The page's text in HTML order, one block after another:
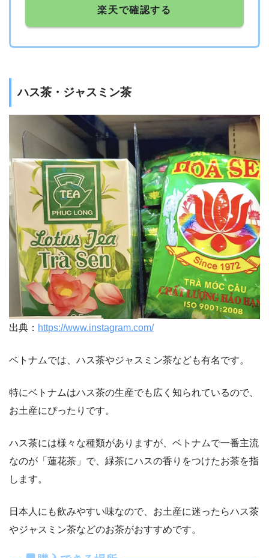
楽天で確認する
ハス茶・ジャスミン茶
出典： https://www.instagram.com/
ベトナムでは、ハス茶やジャスミン茶なども有名です。
特にベトナムはハス茶の生産でも広く知られているので、
お土産にぴったりです。
ハス茶には様々な種類がありますが、ベトナムで一番主流
なのが「蓮花茶」で、緑茶にハスの香りをつけたお茶を指
します。
日本人にも飲みやすい味なので、お土産に迷ったらハス茶
やジャスミン茶などのお茶がおすすめです。